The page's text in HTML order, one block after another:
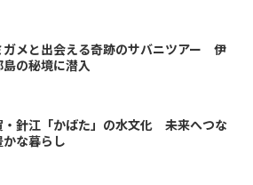
ガメと出会える奇跡のサバニツアー 伊
島の秘境に潜入
・針江「かばた」の水文化 未来へつな
かな暮らし